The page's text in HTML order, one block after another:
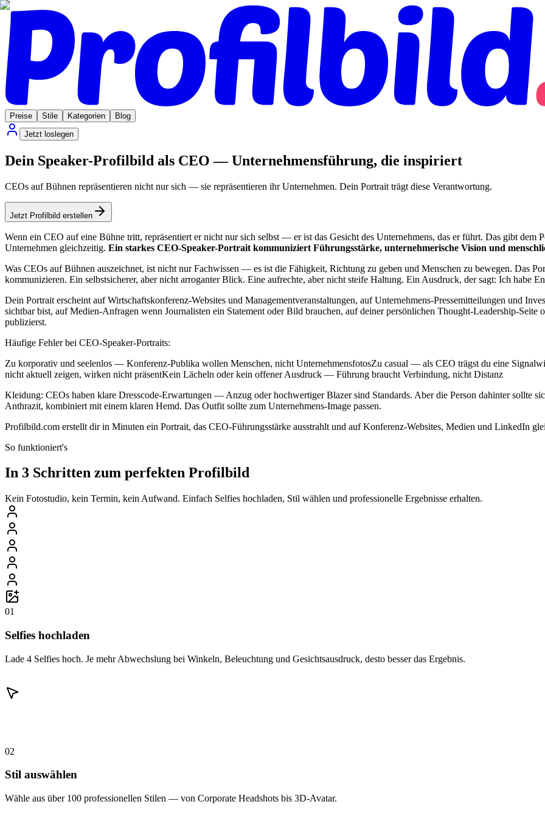
Preise Stile Kategorien
Blog
Jetzt loslegen
Dein Speaker-Profilbild als CEO — Unternehmensführung, die inspiriert
CEOs auf Bühnen repräsentieren nicht nur sich — sie repräsentieren ihr Unternehmen. Dein Portrait trägt diese Verantwortung.
Jetzt Profilbild erstellen
Wenn ein CEO auf eine Bühne tritt, repräsentiert er nicht nur sich selbst — er ist das Gesicht des Unternehmens, das er führt. Das gibt dem
Unternehmen gleichzeitig. Ein starkes CEO-Speaker-Portrait kommuniziert Führungsstärke, unternehmerische Vision und
Was CEOs auf Bühnen auszeichnet, ist nicht nur Fachwissen — es ist die Fähigkeit, Richtung zu geben und Menschen zu bewegen. Das
kommunizieren. Ein selbstsicherer, aber nicht arroganter Blick. Eine aufrechte, aber nicht steife Haltung. Ein Ausdruck, der sagt: Ich habe
Dein Portrait erscheint auf Wirtschaftskonferenz-Websites und Managementveranstaltungen, auf Unternehmens-Pressemitteilungen und
sichtbar bist, auf Medien-Anfragen wenn Journalisten ein Statement oder Bild brauchen, auf deiner persönlichen Thought-Leadership-
publizierst.
Häufige Fehler bei CEO-Speaker-Portraits:
Zu korporativ und seelenlos — Konferenz-Publika wollen Menschen, nicht UnternehmensfotosZu casual — als CEO trägst du eine
nicht aktuell zeigen, wirken nicht präsentKein Lächeln oder kein offener Ausdruck — Führung braucht Verbindung, nicht Distanz
Kleidung: CEOs haben klare Dresscode-Erwartungen — Anzug oder hochwertiger Blazer sind Standards. Aber die Person dahinter sollte
Anthrazit, kombiniert mit einem klaren Hemd. Das Outfit sollte zum Unternehmens-Image passen.
Profilbild.com erstellt dir in Minuten ein Portrait, das CEO-Führungsstärke ausstrahlt und auf Konferenz-Websites, Medien und LinkedIn
So funktioniert's
In 3 Schritten zum perfekten Profilbild
Kein Fotostudio, kein Termin, kein Aufwand. Einfach Selfies hochladen, Stil wählen und professionelle Ergebnisse erhalten.
01
Selfies hochladen
Lade 4 Selfies hoch. Je mehr Abwechslung bei Winkeln, Beleuchtung und Gesichtsausdruck, desto besser das Ergebnis.
02
Stil auswählen
Wähle aus über 100 professionellen Stilen — von Corporate Headshots bis 3D-Avatar.